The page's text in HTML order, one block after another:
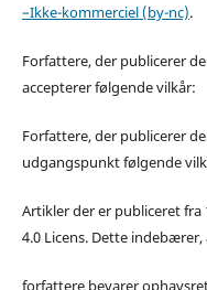
–Ikke-kommerciel (by-nc).
Forfattere, der publicerer
accepterer følgende vilkår:
Forfattere, der publicerer
udgangspunkt følgende
Artikler der er publiceret fra
4.0 Licens. Dette indebærer,
forfattere bevarer